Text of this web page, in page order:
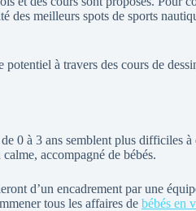
meilleurs spots de sports
à travers des cours de
0 à 3 ans semblent plus difficiles
accompagné de bébés.
d’un encadrement par une
tous les affaires de bébés en